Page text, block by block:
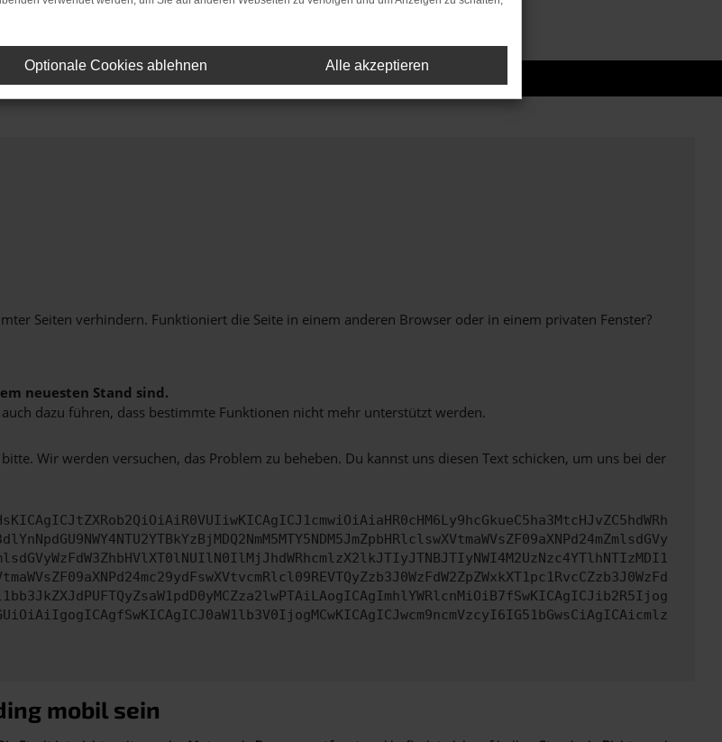
Seiten verhindern. Funktioniert die Seite in einem anderen Browser oder in einem privaten Fenster?
neuesten Stand sind.
dazu führen, dass bestimmte Funktionen nicht mehr unterstützt werden.
Wir werden versuchen, das Problem zu beheben. Du kannst uns diesen Text schicken, um uns bei der
mobil sein
Optionale Cookies ablehnen Alle akzeptieren